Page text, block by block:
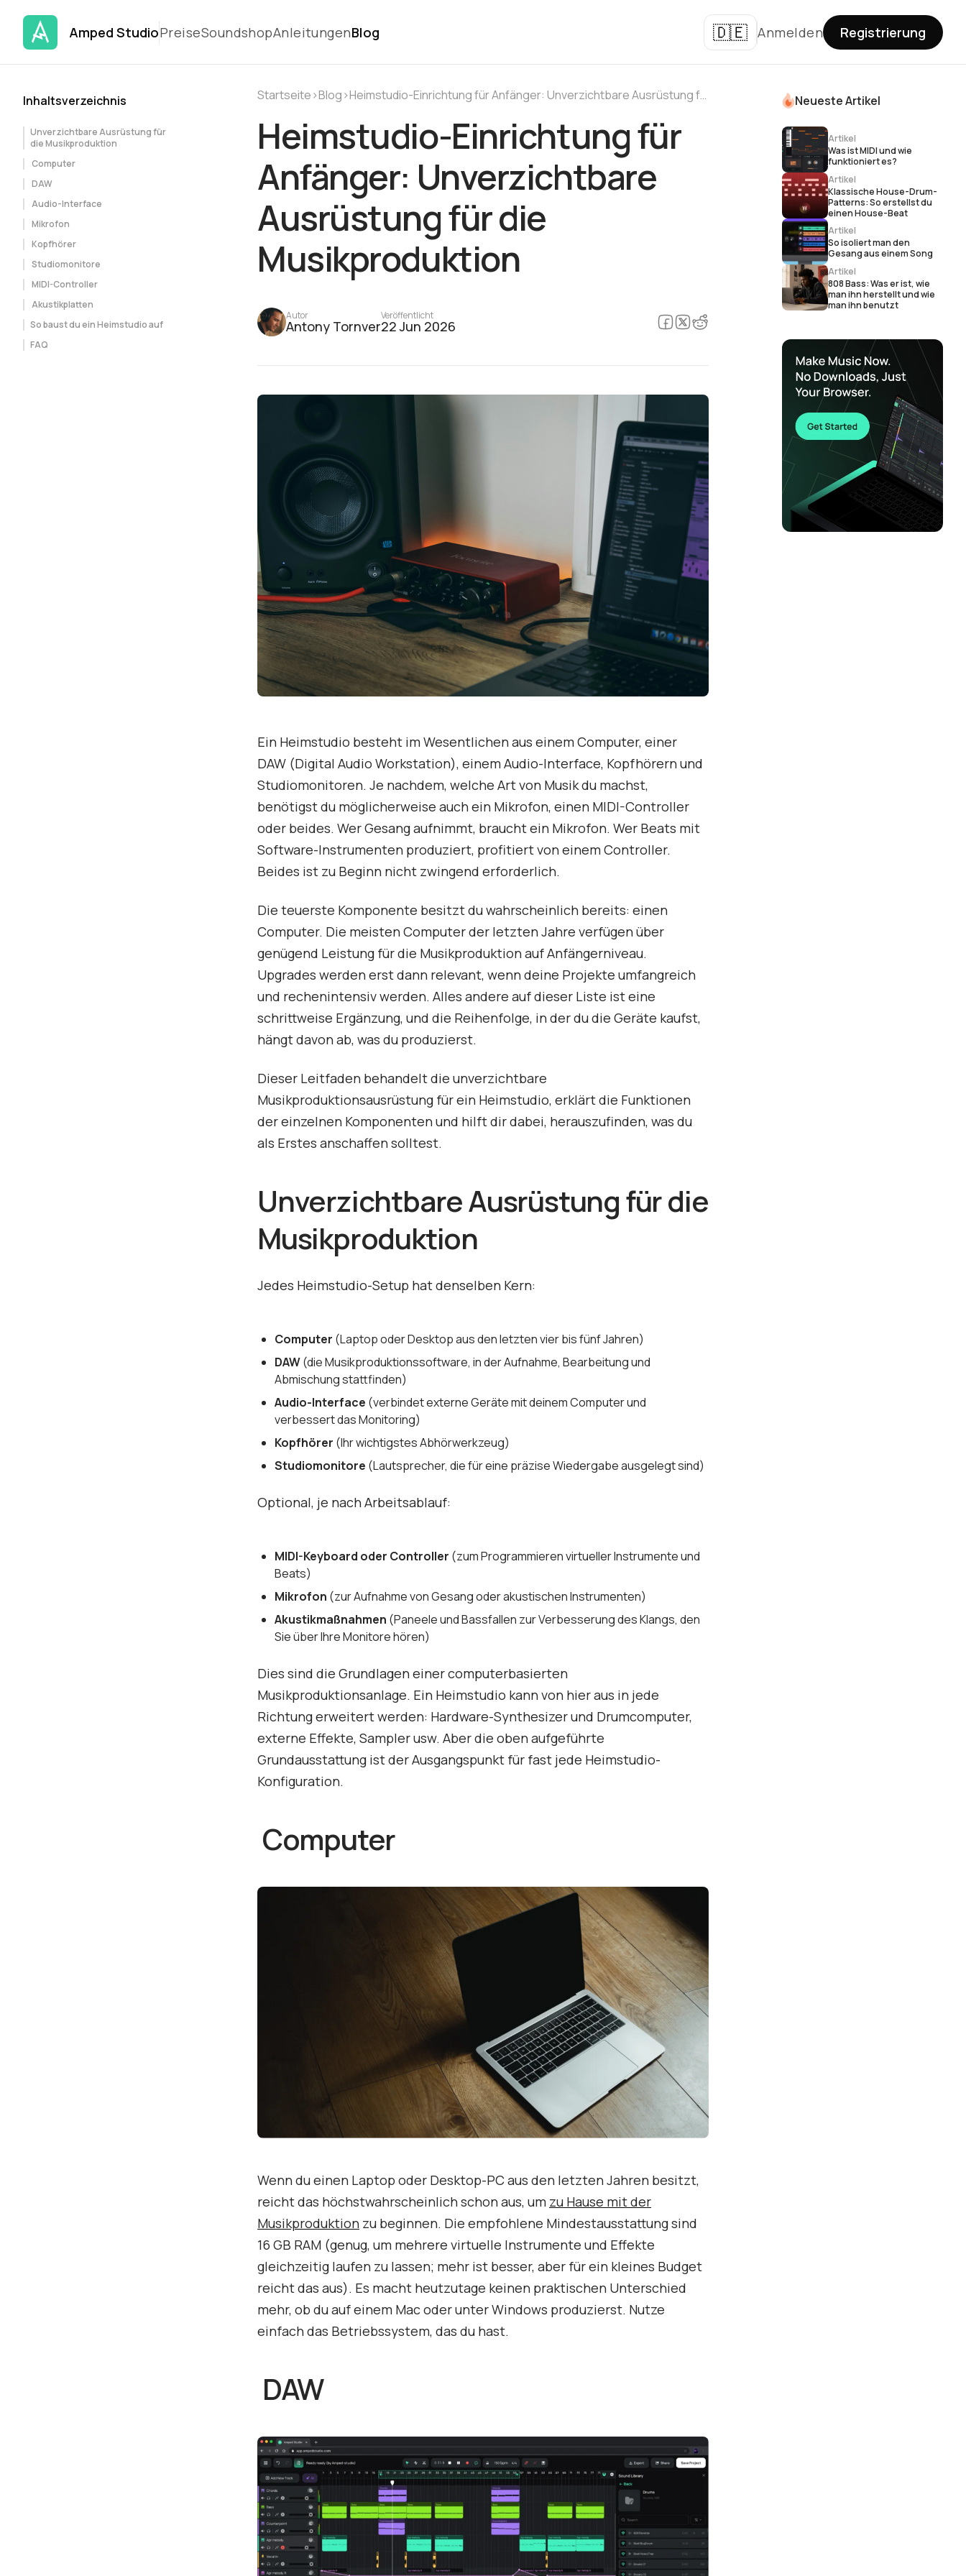
Amped StudioPreiseSoundshopAnleitungenBlog 🇩🇪 Anmelden Registrierung
Inhaltsverzeichnis
Unverzichtbare Ausrüstung für
die Musikproduktion
Computer
DAW
Audio-Interface
Mikrofon
Kopfhörer
Studiomonitore
MIDI-Controller
Akustikplatten
So baust du ein Heimstudio auf
FAQ
Startseite›Blog› Heimstudio-Einrichtung für Anfänger: Unverzichtbare Ausrüstung für die Musikproduktion
Heimstudio-Einrichtung für
Anfänger: Unverzichtbare
Ausrüstung für die
Musikproduktion
Autor
Antony Tornver
Veröffentlicht
22 Jun 2026
Ein Heimstudio besteht im Wesentlichen aus einem Computer, einer
DAW (Digital Audio Workstation), einem Audio-Interface, Kopfhörern und
Studiomonitoren. Je nachdem, welche Art von Musik du machst,
benötigst du möglicherweise auch ein Mikrofon, einen MIDI-Controller
oder beides. Wer Gesang aufnimmt, braucht ein Mikrofon. Wer Beats mit
Software-Instrumenten produziert, profitiert von einem Controller.
Beides ist zu Beginn nicht zwingend erforderlich.
Die teuerste Komponente besitzt du wahrscheinlich bereits: einen
Computer. Die meisten Computer der letzten Jahre verfügen über
genügend Leistung für die Musikproduktion auf Anfängerniveau.
Upgrades werden erst dann relevant, wenn deine Projekte umfangreich
und rechenintensiv werden. Alles andere auf dieser Liste ist eine
schrittweise Ergänzung, und die Reihenfolge, in der du die Geräte kaufst,
hängt davon ab, was du produzierst.
Dieser Leitfaden behandelt die unverzichtbare
Musikproduktionsausrüstung für ein Heimstudio, erklärt die Funktionen
der einzelnen Komponenten und hilft dir dabei, herauszufinden, was du
als Erstes anschaffen solltest.
Unverzichtbare Ausrüstung für die
Musikproduktion
Jedes Heimstudio-Setup hat denselben Kern:
Computer (Laptop oder Desktop aus den letzten vier bis fünf Jahren)
DAW(die Musikproduktionssoftware, in der Aufnahme, Bearbeitung und
Abmischung stattfinden)
Audio-Interface (verbindet externe Geräte mit deinem Computer und
verbessert das Monitoring)
Kopfhörer (Ihr wichtigstes Abhörwerkzeug)
Studiomonitore (Lautsprecher, die für eine präzise Wiedergabe ausgelegt sind)
Optional, je nach Arbeitsablauf:
MIDI-Keyboard oder Controller (zum Programmieren virtueller Instrumente und
Beats)
Mikrofon (zur Aufnahme von Gesang oder akustischen Instrumenten)
Akustikmaßnahmen (Paneele und Bassfallen zur Verbesserung des Klangs, den
Sie über Ihre Monitore hören)
Dies sind die Grundlagen einer computerbasierten
Musikproduktionsanlage. Ein Heimstudio kann von hier aus in jede
Richtung erweitert werden: Hardware-Synthesizer und Drumcomputer,
externe Effekte, Sampler usw. Aber die oben aufgeführte
Grundausstattung ist der Ausgangspunkt für fast jede Heimstudio-
Konfiguration.
Computer
Wenn du einen Laptop oder Desktop-PC aus den letzten Jahren besitzt,
reicht das höchstwahrscheinlich schon aus, um zu Hause mit der
Musikproduktionzu beginnen. Die empfohlene Mindestausstattung sind
16 GB RAM (genug, um mehrere virtuelle Instrumente und Effekte
gleichzeitig laufen zu lassen; mehr ist besser, aber für ein kleines Budget
reicht das aus). Es macht heutzutage keinen praktischen Unterschied
mehr, ob du auf einem Mac oder unter Windows produzierst. Nutze
einfach das Betriebssystem, das du hast.
DAW
Neueste Artikel
Artikel
Was ist MIDI und wie
funktioniert es?
Artikel
Klassische House-Drum-
Patterns: So erstellst du
einen House-Beat
Artikel
So isoliert man den
Gesang aus einem Song
Artikel
808 Bass: Was er ist, wie
man ihn herstellt und wie
man ihn benutzt